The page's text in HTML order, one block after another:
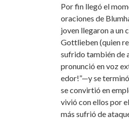
Por fin llegó el
oraciones de
joven llegaron a un
Gottlieben (quien
sufrido también de
pronunció en voz
edor!”—y se
se convirtió en
vivió con ellos por
más sufrió de